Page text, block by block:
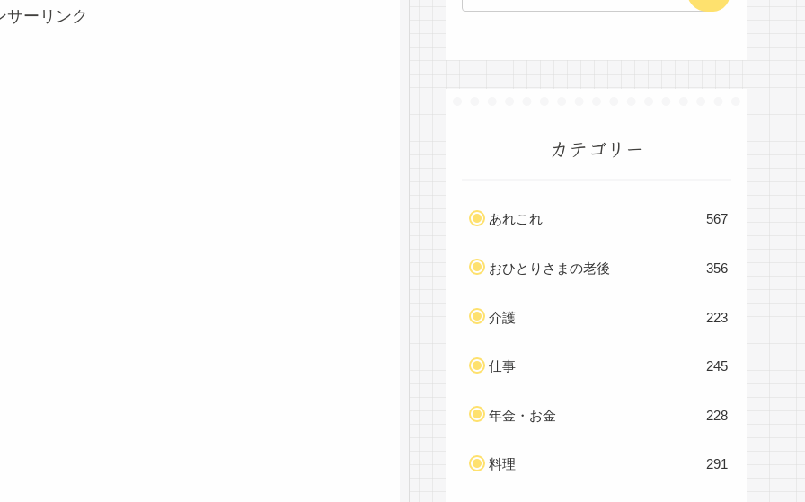
サーリンク
カテゴリー
あれこれ 567
おひとりさまの老後 356
介護 223
仕事 245
年金・お金 228
料理 291